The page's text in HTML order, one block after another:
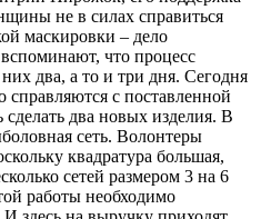
не в силах справиться
маскировки – дело
что процесс
два, а то и три дня. Сегодня
справляются с поставленной
сделать два новых изделия. В
сеть. Волонтеры
квадратура большая,
сетей размером 3 на 6
работы необходимо